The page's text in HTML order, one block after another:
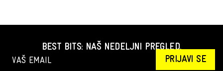
BEST BITS: NAŠ NEDELJNI PREGLED.
PRIJAVI SE